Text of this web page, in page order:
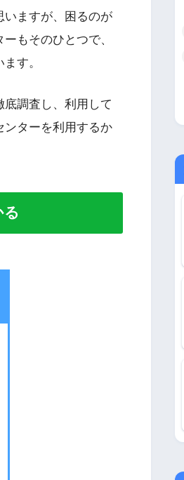
いますが、困るのが
もそのひとつで、
す。
調査し、利用して
ンターを利用するか